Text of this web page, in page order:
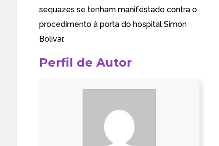
sequazes se tenham manifestado contra o
procedimento à porta do hospital Simon
Bolivar.
Perfil de Autor